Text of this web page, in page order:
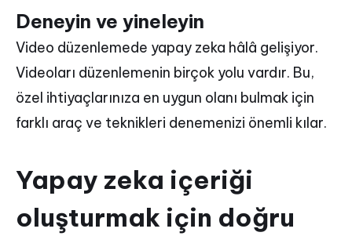
Deneyin ve yineleyin
Video düzenlemede yapay zeka hâlâ gelişiyor.
Videoları düzenlemenin birçok yolu vardır. Bu,
özel ihtiyaçlarınıza en uygun olanı bulmak için
farklı araç ve teknikleri denemenizi önemli kılar.
Yapay zeka içeriği
oluşturmak için doğru